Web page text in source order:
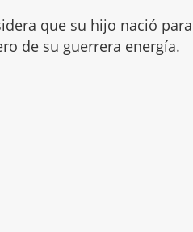
que su hijo nació
de su guerrera energía.